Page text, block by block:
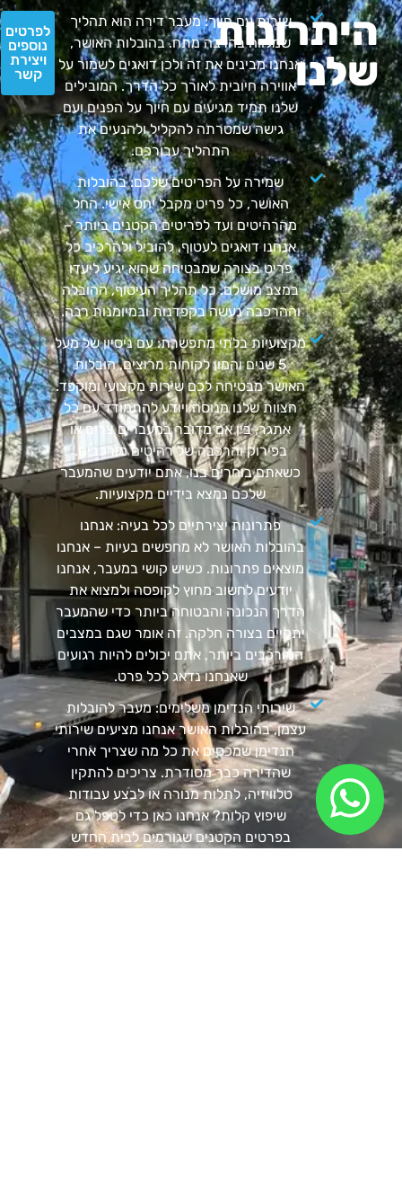
היתרונות
שלנו
שירות עם חיוך: מעבר דירה הוא תהליך
שמלווה בהרבה מתח. בהובלות האושר,
אנחנו מבינים את זה ולכן דואגים לשמור על
אווירה חיובית לאורך כל הדרך. המובילים
שלנו תמיד מגיעים עם חיוך על הפנים ועם
גישה שמטרתה להקליל ולהנעים את
התהליך עבורכם.
שמירה על הפריטים שלכם: בהובלות
האושר, כל פריט מקבל יחס אישי. החל
מהרהיטים ועד לפריטים הקטנים ביותר –
אנחנו דואגים לעטוף, להוביל ולהרכיב כל
פריט בצורה שמבטיחה שהוא יגיע ליעדו
במצב מושלם. כל תהליך העיטוף, ההובלה
וההרכבה נעשה בקפדנות ובמיומנות רבה.
מקצועיות בלתי מתפשרת: עם ניסיון של מעל
5 שנים והמון לקוחות מרוצים, הובלות
האושר מבטיחה לכם שירות מקצועי ומוקפד.
הצוות שלנו מנוסה ויודע להתמודד עם כל
אתגר, בין אם מדובר במעברים צרים או
בפירוק והרכבה של רהיטים מורכבים.
כשאתם בוחרים בנו, אתם יודעים שהמעבר
שלכם נמצא בידיים מקצועיות.
פתרונות יצירתיים לכל בעיה: אנחנו
בהובלות האושר לא מחפשים בעיות – אנחנו
מוצאים פתרונות. כשיש קושי במעבר, אנחנו
יודעים לחשוב מחוץ לקופסה ולמצוא את
הדרך הנכונה והבטוחה ביותר כדי שהמעבר
יתקיים בצורה חלקה. זה אומר שגם במצבים
המורכבים ביותר, אתם יכולים להיות רגועים
שאנחנו נדאג לכל פרט.
שירותי הנדימן משלימים: מעבר להובלות
עצמן, בהובלות האושר אנחנו מציעים שירותי
הנדימן שמכסים את כל מה שצריך אחרי
שהדירה כבר מסודרת. צריכים להתקין
טלוויזיה, לתלות מנורה או לבצע עבודות
שיפוץ קלות? אנחנו כאן כדי לטפל גם
בפרטים הקטנים שגורמים לבית החדש
לפרטים
נוספים
ויצירת
קשר